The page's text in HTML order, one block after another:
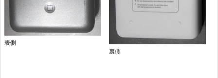
表側
裏側